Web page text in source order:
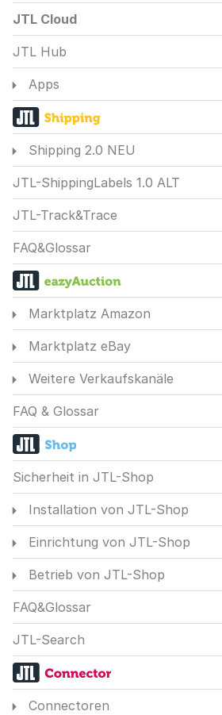
JTL Cloud
JTL Hub
Apps
Shipping 2.0 NEU
JTL-ShippingLabels 1.0 ALT
JTL-Track&Trace
FAQ&Glossar
Marktplatz Amazon
Marktplatz eBay
Weitere Verkaufskanäle
FAQ & Glossar
Sicherheit in JTL-Shop
Installation von JTL-Shop
Einrichtung von JTL-Shop
Betrieb von JTL-Shop
FAQ&Glossar
JTL-Search
Connectoren